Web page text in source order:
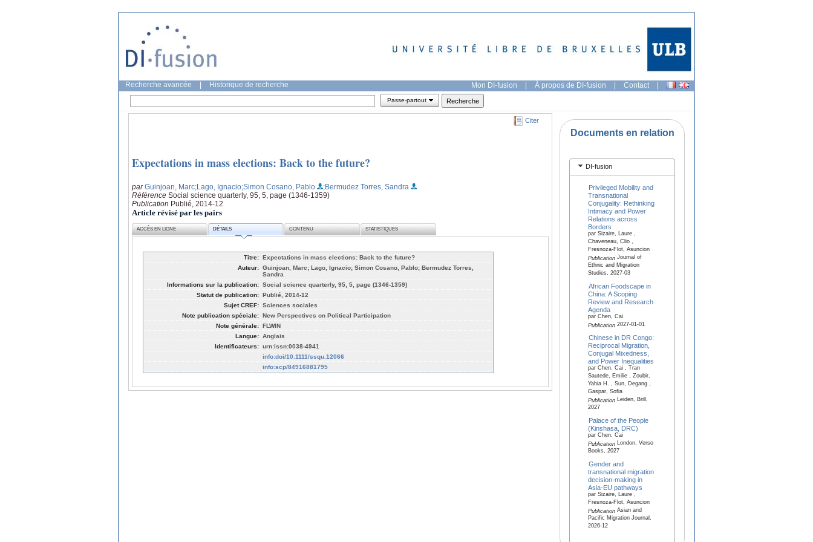
Recherche avancée Historique de recherche Mon DI-fusion | À propos de DI-fusion | Contact |
Passe-partout
Citer
Expectations in mass elections: Back to the future?
parGuinjoan, Marc;Lago, Ignacio;Simon Cosano, Pablo
;Bermudez Torres, Sandra
Référence Social science quarterly, 95, 5, page (1346-1359)
Publication Publié, 2014-12
Article révisé par les pairs
ACCÈS EN LIGNE DÉTAILS CONTENU STATISTIQUES
Titre: Expectations in mass elections: Back to the future?
Auteur: Guinjoan, Marc; Lago, Ignacio; Simon Cosano, Pablo; Bermudez Torres,
Sandra
Informations sur la publication: Social science quarterly, 95, 5, page (1346-1359)
Statut de publication: Publié, 2014-12
Sujet CREF: Sciences sociales
Note publication spéciale: New Perspectives on Political Participation
Note générale: FLWIN
Langue: Anglais
Identificateurs: urn:issn:0038-4941
info:doi/10.1111/ssqu.12066
info:scp/84916881795
Documents en relation
DI-fusion
Privileged Mobility and
Transnational
Conjugality: Rethinking
Intimacy and Power
Relations across
Borders
par Sizaire, Laure ,
Chaveneau, Clio ,
Fresnoza-Flot, Asuncion
PublicationJournal of
Ethnic and Migration
Studies, 2027-03
African Foodscape in
China: A Scoping
Review and Research
Agenda
par Chen, Cai
Publication2027-01-01
Chinese in DR Congo:
Reciprocal Migration,
Conjugal Mixedness,
and Power Inequalities
par Chen, Cai , Tran
Sautede, Emilie , Zoubir,
Yahia H. , Sun, Degang ,
Gaspar, Sofia
PublicationLeiden, Brill,
2027
Palace of the People
(Kinshasa, DRC)
par Chen, Cai
PublicationLondon, Verso
Books, 2027
Gender and
transnational migration
decision-making in
Asia-EU pathways
par Sizaire, Laure ,
Fresnoza-Flot, Asuncion
PublicationAsian and
Pacific Migration Journal,
2026-12